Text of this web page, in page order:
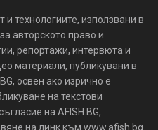
технологиите, използвани в
авторското право и
репортажи, интервюта и
материали, публикувани в
освен ако изрично е
на текстови
на AFISH.BG,
на линк към www.afish.bg.